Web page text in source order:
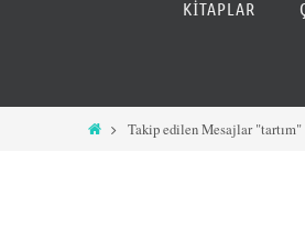
KITAPLAR
HomeTakip edilen Mesajlar "tartım"